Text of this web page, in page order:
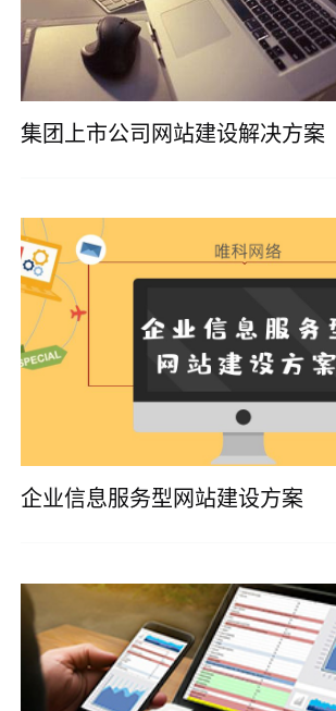
集团上市公司网站建设解决方案
企业信息服务型网站建设方案